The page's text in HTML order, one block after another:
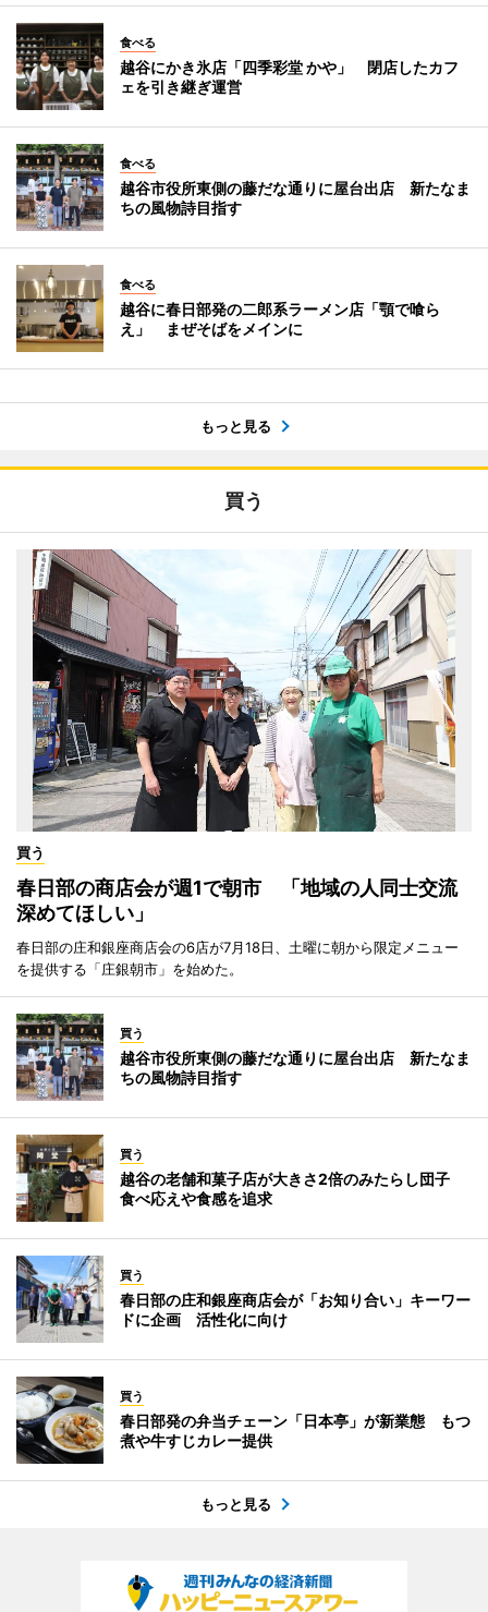
食べる
越谷にかき氷店「四季彩堂 かや」 閉店したカフ
ェを引き継ぎ運営
食べる
越谷市役所東側の藤だな通りに屋台出店 新たなま
ちの風物詩目指す
食べる
越谷に春日部発の二郎系ラーメン店「顎で喰ら
え」 まぜそばをメインに
もっと見る
買う
買う
春日部の商店会が週1で朝市 「地域の人同士交流
深めてほしい」
春日部の庄和銀座商店会の6店が7月18日、土曜に朝から限定メニュー
を提供する「庄銀朝市」を始めた。
買う
越谷市役所東側の藤だな通りに屋台出店 新たなま
ちの風物詩目指す
買う
越谷の老舗和菓子店が大きさ2倍のみたらし団子
食べ応えや食感を追求
買う
春日部の庄和銀座商店会が「お知り合い」キーワー
ドに企画 活性化に向け
買う
春日部発の弁当チェーン「日本亭」が新業態 もつ
煮や牛すじカレー提供
もっと見る